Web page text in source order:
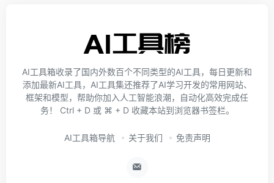
AI工具箱收录了国内外数百个不同类型的AI工具，每日更新和
添加最新AI工具，AI工具集还推荐了AI学习开发的常用网站、
框架和模型，帮助你加入人工智能浪潮，自动化高效完成任
务！ Ctrl + D 或 ⌘ + D 收藏本站到浏览器书签栏。
AI工具箱导航 关于我们 免责声明